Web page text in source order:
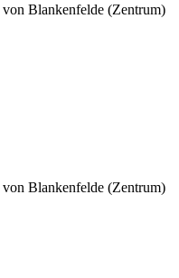
von Blankenfelde (Zentrum)
von Blankenfelde (Zentrum)